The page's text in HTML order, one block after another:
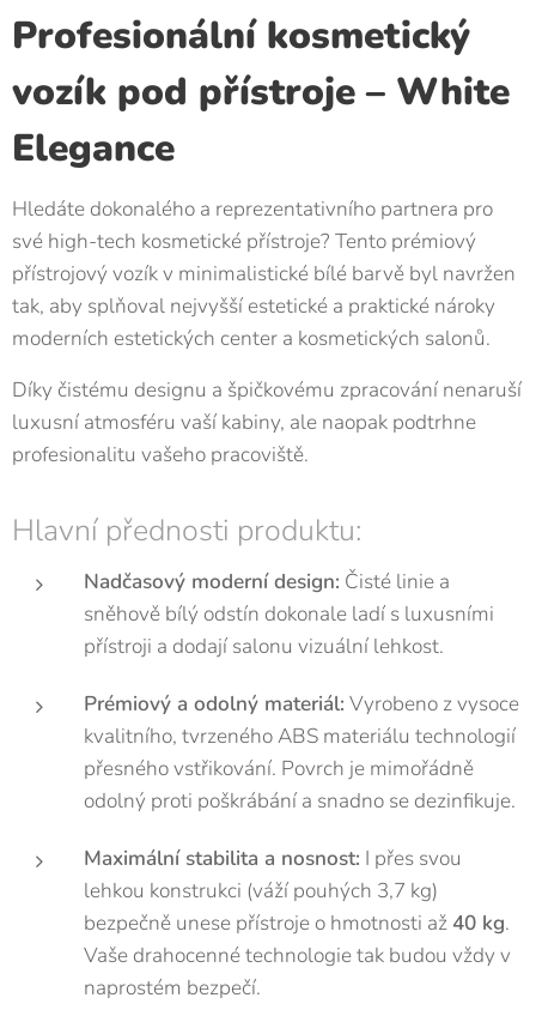
Profesionální kosmetický
vozík pod přístroje – White
Elegance
Hledáte dokonalého a reprezentativního partnera pro
své high-tech kosmetické přístroje? Tento prémiový
přístrojový vozík v minimalistické bílé barvě byl navržen
tak, aby splňoval nejvyšší estetické a praktické nároky
moderních estetických center a kosmetických salonů.
Díky čistému designu a špičkovému zpracování nenaruší
luxusní atmosféru vaší kabiny, ale naopak podtrhne
profesionalitu vašeho pracoviště.
Hlavní přednosti produktu:
Nadčasový moderní design: Čisté linie a
sněhově bílý odstín dokonale ladí s luxusními
přístroji a dodají salonu vizuální lehkost.
Prémiový a odolný materiál: Vyrobeno z vysoce
kvalitního, tvrzeného ABS materiálu technologií
přesného vstřikování. Povrch je mimořádně
odolný proti poškrábání a snadno se dezinfikuje.
Maximální stabilita a nosnost: I přes svou
lehkou konstrukci (váží pouhých 3,7 kg)
bezpečně unese přístroje o hmotnosti až40 kg.
Vaše drahocenné technologie tak budou vždy v
naprostém bezpečí.